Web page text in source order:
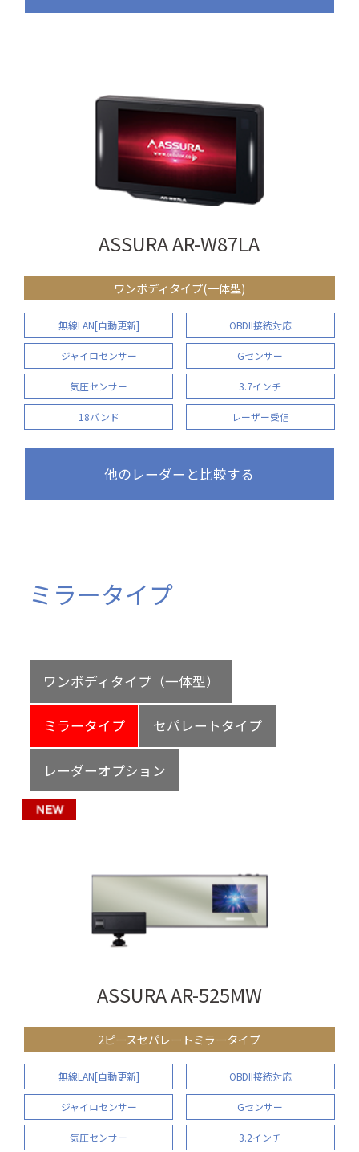
ASSURA AR-W87LA
ワンボディタイプ(一体型)
無線LAN[自動更新] OBDII接続対応
ジャイロセンサー Gセンサー
気圧センサー 3.7インチ
18バンド レーザー受信
他のレーダーと比較する
ミラータイプ
ワンボディタイプ（一体型）
ミラータイプ セパレートタイプ
レーダーオプション
ASSURA AR-525MW
2ピースセパレートミラータイプ
無線LAN[自動更新] OBDII接続対応
ジャイロセンサー Gセンサー
気圧センサー 3.2インチ